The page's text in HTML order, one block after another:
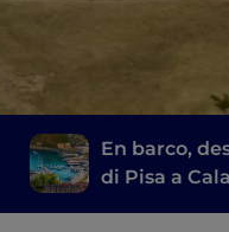
En barco,
di Pisa a